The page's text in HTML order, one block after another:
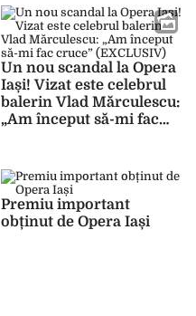
Un nou scandal la Opera
Iași! Vizat este celebrul
balerin Vlad Mărculescu:
„Am început să-mi fac
Premiu important
obținut de Opera Iași